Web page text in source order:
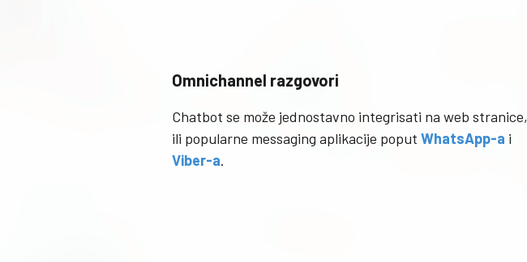
Omnichannel razgovori
Chatbot se može jednostavno integrisati na web stranice,
ili popularne messaging aplikacije poput WhatsApp-a i
Viber-a.